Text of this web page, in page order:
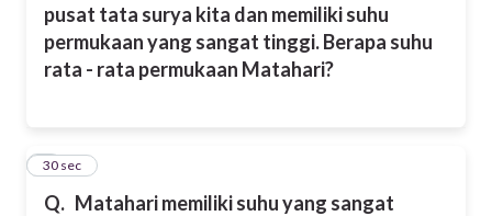
pusat tata surya kita dan memiliki suhu
permukaan yang sangat tinggi. Berapa suhu
rata - rata permukaan Matahari?
Q. Matahari memiliki suhu yang sangat
2
30 sec